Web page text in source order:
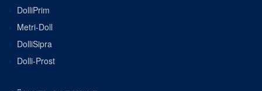
DolliPrim
Metri-Doll
DolliSipra
Dolli-Prost